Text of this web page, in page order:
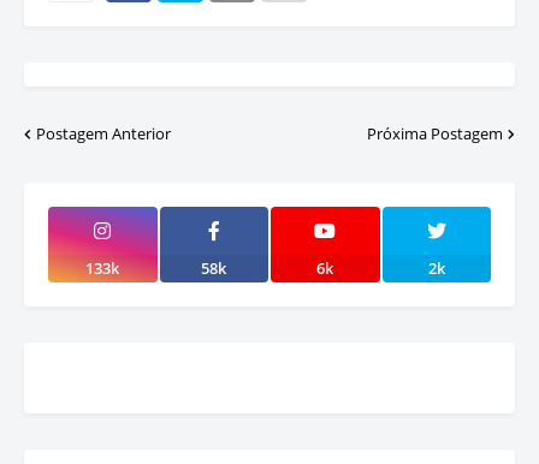
Postagem Anterior Próxima Postagem
133k 58k 6k 2k